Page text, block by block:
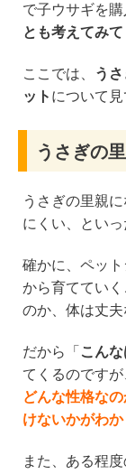
で子ウサギを
とも考えてみて
ここでは、
う
ット について見
うさぎの
うさぎの里親
にくい、といっ
確かに、ペッ
から育ててい
のか、体は丈夫
だから「 こん
てくるのです
どんな性格なの
けないかがわ
また、ある程